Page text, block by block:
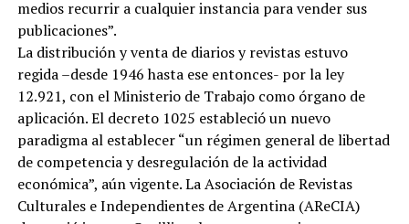
medios recurrir a cualquier instancia para vender sus
publicaciones”.
La distribución y venta de diarios y revistas estuvo
regida –desde 1946 hasta ese entonces- por la ley
12.921, con el Ministerio de Trabajo como órgano de
aplicación. El decreto 1025 estableció un nuevo
paradigma al establecer “un régimen general de libertad
de competencia y desregulación de la actividad
económica”, aún vigente. La Asociación de Revistas
Culturales e Independientes de Argentina (AReCIA)